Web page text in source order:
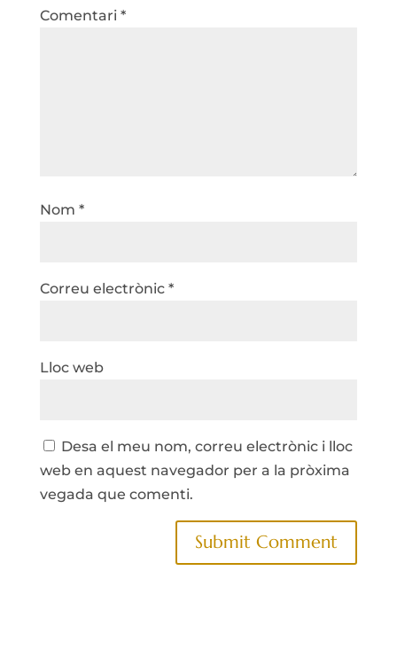
Comentari *
Nom *
Correu electrònic *
Lloc web
Desa el meu nom, correu electrònic i lloc
web en aquest navegador per a la pròxima
vegada que comenti.